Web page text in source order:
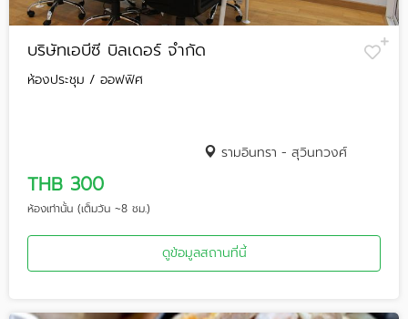
บริษัทเอบีซี บิลเดอร์ จำกัด
ห้องประชุม / ออฟฟิศ
รามอินทรา - สุวินทวงศ์
THB 300
ห้องเท่านั้น (เต็มวัน ~8 ชม.)
ดูข้อมูลสถานที่นี้